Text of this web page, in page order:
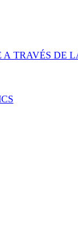
A TRAVÉS DE